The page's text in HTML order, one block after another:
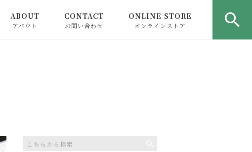
ABOUT
アバウト
CONTACT
お問い合わせ
ONLINE STORE
オンラインストア